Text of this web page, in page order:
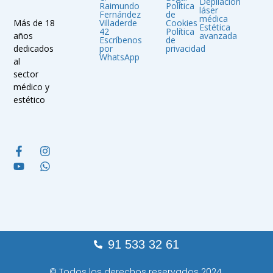
Más de 18
años
dedicados
al
sector
médico y
estético
láser
médica
Estética
avanzada
Política
de
Cookies
Política
de
privacidad
Raimundo
Fernández
Villaderde
42
Escríbenos
por
WhatsApp
91 533 32 61